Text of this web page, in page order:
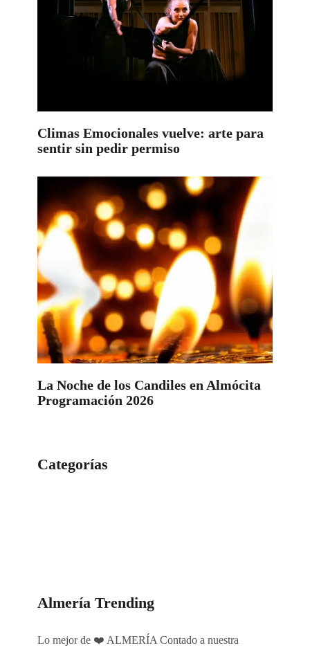
Climas Emocionales vuelve: arte para
sentir sin pedir permiso
La Noche de los Candiles en Almócita
Programación 2026
Categorías
Almería Trending
Lo mejor de ❤️ ALMERÍA Contado a nuestra